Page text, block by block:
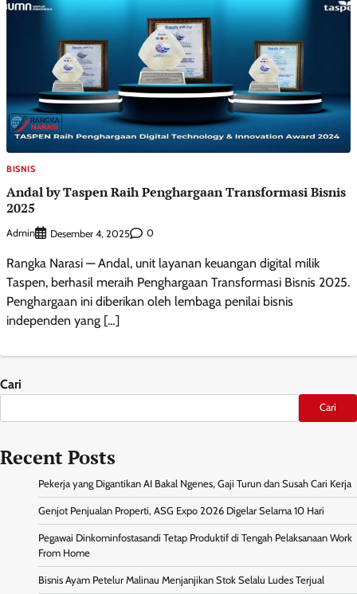
BISNIS
Andal by Taspen Raih Penghargaan Transformasi Bisnis
2025
Admin Desember 4, 2025 0
Rangka Narasi — Andal, unit layanan keuangan digital milik
Taspen, berhasil meraih Penghargaan Transformasi Bisnis 2025.
Penghargaan ini diberikan oleh lembaga penilai bisnis
independen yang […]
Cari
Cari
Recent Posts
Pekerja yang Digantikan AI Bakal Ngenes, Gaji Turun dan Susah Cari Kerja
Genjot Penjualan Properti, ASG Expo 2026 Digelar Selama 10 Hari
Pegawai Dinkominfostasandi Tetap Produktif di Tengah Pelaksanaan Work
From Home
Bisnis Ayam Petelur Malinau Menjanjikan Stok Selalu Ludes Terjual